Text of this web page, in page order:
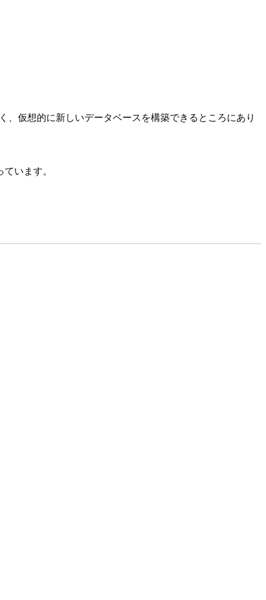
仮想的に新しいデータベースを構築できるところにあり
います。